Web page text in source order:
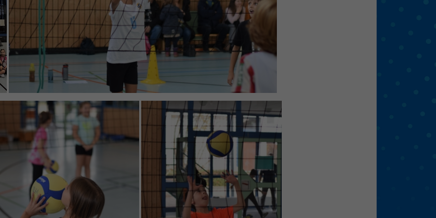
Cookies ermöglichen grundlegende Funktionen und sind für die einwandfreie
der Website erforderlich.
Cookie-Informationen anzeigen
Medien (6) Externe Medien
von Videoplattformen und Social-Media-Plattformen werden standardmäßig
Wenn Cookies von externen Medien akzeptiert werden, bedarf der Zugriff auf
Inhalte keiner manuellen Einwilligung mehr.
Cookie-Informationen anzeigen
Datenschutzerklärung Impressum